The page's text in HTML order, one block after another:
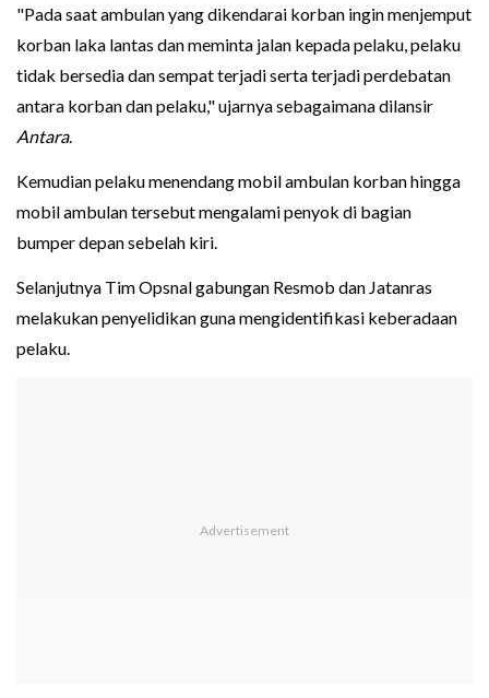
"Pada saat ambulan yang dikendarai korban ingin menjemput
korban laka lantas dan meminta jalan kepada pelaku, pelaku
tidak bersedia dan sempat terjadi serta terjadi perdebatan
antara korban dan pelaku," ujarnya sebagaimana dilansir
Antara.
Kemudian pelaku menendang mobil ambulan korban hingga
mobil ambulan tersebut mengalami penyok di bagian
bumper depan sebelah kiri.
Selanjutnya Tim Opsnal gabungan Resmob dan Jatanras
melakukan penyelidikan guna mengidentifikasi keberadaan
pelaku.